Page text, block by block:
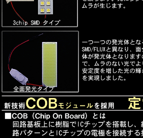
COBモジュールの寿命は約30，000
ます。
ほぼ取替える必要がないので、従来
す。
※寿命時間は状況などにより異なる場
発光の際に必要なエネルギーを効率
光させることを実現。
■3種類のアダプターが付属
T10ウェッジ型
T10ヒューズ型（29mm～41mm)
BA9S（G14）
無極性タイプなのでどちらの極性に
■両面テープ付属、取付けかんたん！
■新品未使用